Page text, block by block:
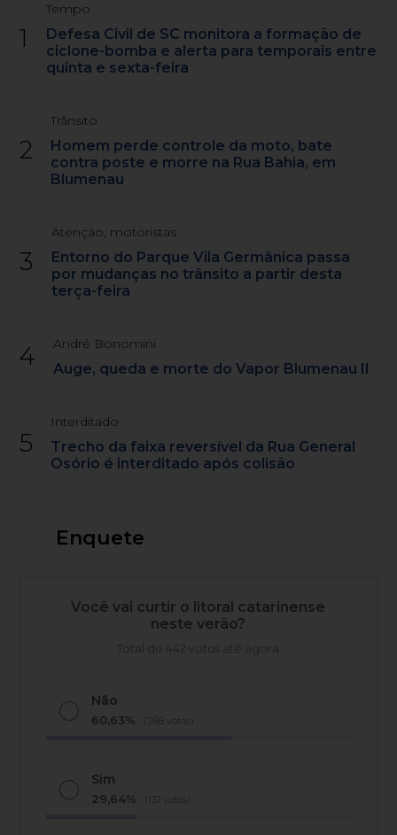
1
Tempo
Defesa Civil de SC monitora a formação de
ciclone-bomba e alerta para temporais entre
quinta e sexta-feira
2
Trânsito
Homem perde controle da moto, bate
contra poste e morre na Rua Bahia, em
Blumenau
3
Atenção, motoristas
Entorno do Parque Vila Germânica passa
por mudanças no trânsito a partir desta
terça-feira
4 André Bonomini
Auge, queda e morte do Vapor Blumenau II
5
Interditado
Trecho da faixa reversível da Rua General
Osório é interditado após colisão
Enquete
Você vai curtir o litoral catarinense
neste verão?
Total de 442 votos até agora
Não
60,63% (268 votos)
Sim
29,64% (131 votos)